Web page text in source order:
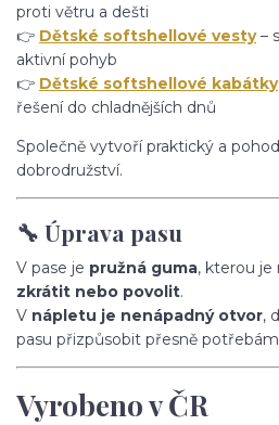
proti větru a dešti
👉 Dětské softshellové vesty–
aktivní pohyb
👉 Dětské softshellové kabátky
řešení do chladnějších dnů
Společně vytvoří praktický a
dobrodružství.
🔧 Úprava pasu
V pase je pružná guma, kterou je
zkrátit nebo povolit.
V nápletu je nenápadný otvor,
pasu přizpůsobit přesně
Vyrobeno v ČR